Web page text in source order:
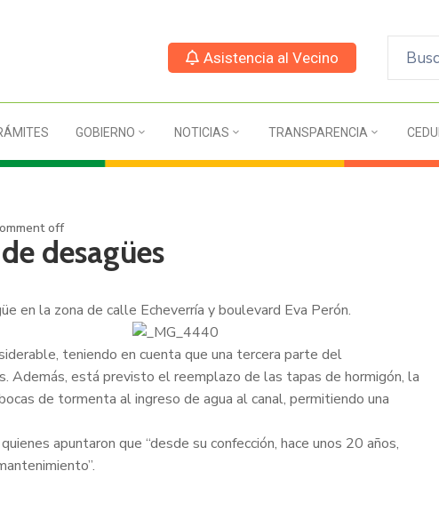
Asistencia al Vecino
GOBIERNO NOTICIAS TRANSPARENCIA
off
desagües
en la zona de calle Echeverría y boulevard Eva Perón.
teniendo en cuenta que una tercera parte del
Además, está previsto el reemplazo de las tapas de hormigón, la
de tormenta al ingreso de agua al canal, permitiendo una
apuntaron que “desde su confección, hace unos 20 años,